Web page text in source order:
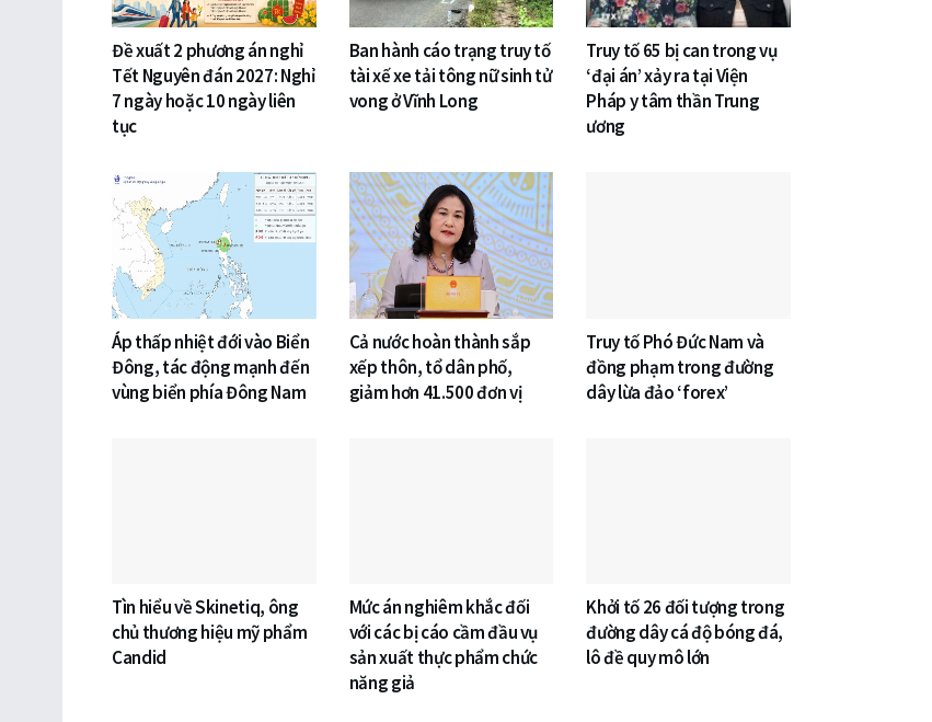
Đề xuất 2 phương án nghỉ
Tết Nguyên đán 2027: Nghỉ
7 ngày hoặc 10 ngày liên
tục
Ban hành cáo trạng truy tố
tài xế xe tải tông nữ sinh tử
vong ở Vĩnh Long
Truy tố 65 bị can trong vụ
‘đại án’ xảy ra tại Viện
Pháp y tâm thần Trung
ương
Áp thấp nhiệt đới vào Biển
Đông, tác động mạnh đến
vùng biển phía Đông Nam
Cả nước hoàn thành sắp
xếp thôn, tổ dân phố,
giảm hơn 41.500 đơn vị
Truy tố Phó Đức Nam và
đồng phạm trong đường
dây lừa đảo ‘forex’
Tìn hiểu về Skinetiq, ông
chủ thương hiệu mỹ phẩm
Candid
Mức án nghiêm khắc đối
với các bị cáo cầm đầu vụ
sản xuất thực phẩm chức
năng giả
Khởi tố 26 đối tượng trong
đường dây cá độ bóng đá,
lô đề quy mô lớn